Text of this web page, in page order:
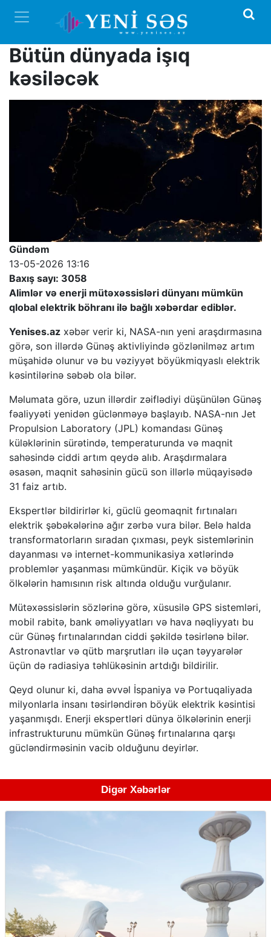
Bütün dünyada işıq
kəsiləcək
Gündəm
13-05-2026 13:16
Baxış sayı: 3058
Alimlər və enerji mütəxəssisləri dünyanı mümkün
qlobal elektrik böhranı ilə bağlı xəbərdar ediblər.
Yenises.az xəbər verir ki, NASA-nın yeni araşdırmasına
görə, son illərdə Günəş aktivliyində gözlənilməz artım
müşahidə olunur və bu vəziyyət böyükmiqyaslı elektrik
kəsintilərinə səbəb ola bilər.
Məlumata görə, uzun illərdir zəiflədiyi düşünülən Günəş
fəaliyyəti yenidən güclənməyə başlayıb. NASA-nın Jet
Propulsion Laboratory (JPL) komandası Günəş
küləklərinin sürətində, temperaturunda və maqnit
sahəsində ciddi artım qeydə alıb. Araşdırmalara
əsasən, maqnit sahəsinin gücü son illərlə müqayisədə
31 faiz artıb.
Ekspertlər bildirirlər ki, güclü geomaqnit fırtınaları
elektrik şəbəkələrinə ağır zərbə vura bilər. Belə halda
transformatorların sıradan çıxması, peyk sistemlərinin
dayanması və internet-kommunikasiya xətlərində
problemlər yaşanması mümkündür. Kiçik və böyük
ölkələrin hamısının risk altında olduğu vurğulanır.
Mütəxəssislərin sözlərinə görə, xüsusilə GPS sistemləri,
mobil rabitə, bank əməliyyatları və hava nəqliyyatı bu
cür Günəş fırtınalarından ciddi şəkildə təsirlənə bilər.
Astronavtlar və qütb marşrutları ilə uçan təyyarələr
üçün də radiasiya təhlükəsinin artdığı bildirilir.
Qeyd olunur ki, daha əvvəl İspaniya və Portuqaliyada
milyonlarla insanı təsirləndirən böyük elektrik kəsintisi
yaşanmışdı. Enerji ekspertləri dünya ölkələrinin enerji
infrastrukturunu mümkün Günəş fırtınalarına qarşı
gücləndirməsinin vacib olduğunu deyirlər.
Digər Xəbərlər